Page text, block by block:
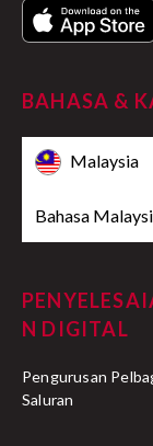
BAHASA &
Malaysia
Bahasa
N DIGITAL
Pengurusan
Saluran